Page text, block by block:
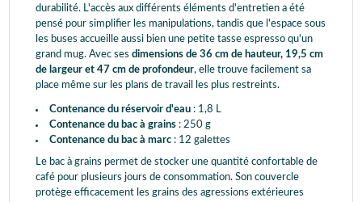
durabilité. L'accès aux différents éléments d'entretien a été
pensé pour simplifier les manipulations, tandis que l'espace sous
les buses accueille aussi bien une petite tasse espresso qu'un
grand mug. Avec ses dimensions de 36 cm de hauteur, 19,5 cm
de largeur et 47 cm de profondeur, elle trouve facilement sa
place même sur les plans de travail les plus restreints.
Contenance du réservoir d'eau : 1,8 L
Contenance du bac à grains : 250 g
Contenance du bac à marc : 12 galettes
Le bac à grains permet de stocker une quantité confortable de
café pour plusieurs jours de consommation. Son couvercle
protège efficacement les grains des agressions extérieures